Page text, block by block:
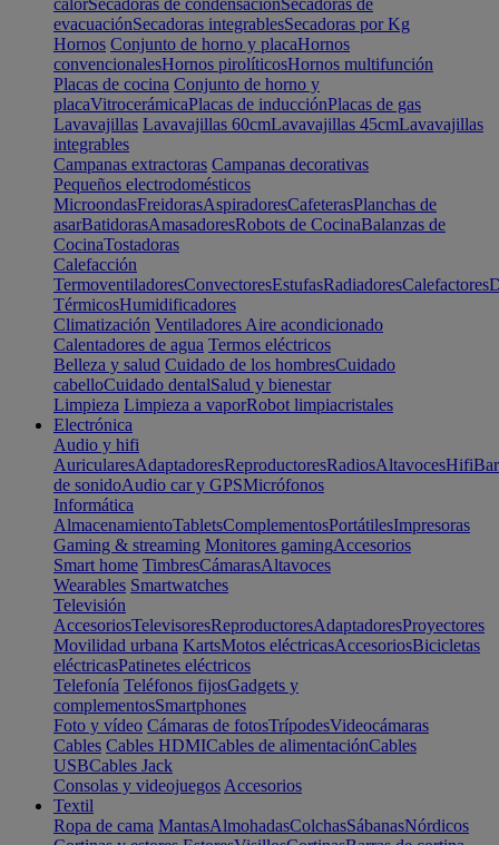
calorSecadoras de condensaciónSecadoras de
evacuaciónSecadoras integrablesSecadoras por Kg
Hornos Conjunto de horno y placaHornos
convencionalesHornos pirolíticosHornos multifunción
Placas de cocina Conjunto de horno y
placaVitrocerámicaPlacas de inducciónPlacas de gas
Lavavajillas Lavavajillas 60cmLavavajillas 45cmLavavajillas
integrables
Campanas extractoras Campanas decorativas
Pequeños electrodomésticos
MicroondasFreidorasAspiradoresCafeterasPlanchas de
asarBatidorasAmasadoresRobots de CocinaBalanzas de
CocinaTostadoras
Calefacción
TermoventiladoresConvectoresEstufasRadiadoresCalefactores
TérmicosHumidificadores
Climatización Ventiladores Aire acondicionado
Calentadores de agua Termos eléctricos
Belleza y salud Cuidado de los hombresCuidado
cabelloCuidado dentalSalud y bienestar
Limpieza Limpieza a vaporRobot limpiacristales
Electrónica
Audio y hifi
AuricularesAdaptadoresReproductoresRadiosAltavocesHifi
de sonidoAudio car y GPSMicrófonos
Informática
AlmacenamientoTabletsComplementosPortátilesImpresoras
Gaming & streaming Monitores gamingAccesorios
Smart home TimbresCámarasAltavoces
Wearables Smartwatches
Televisión
AccesoriosTelevisoresReproductoresAdaptadoresProyectores
Movilidad urbana KartsMotos eléctricasAccesoriosBicicletas
eléctricasPatinetes eléctricos
Telefonía Teléfonos fijosGadgets y
complementosSmartphones
Foto y vídeo Cámaras de fotosTrípodesVideocámaras
Cables Cables HDMICables de alimentaciónCables
USBCables Jack
Consolas y videojuegos Accesorios
Textil
Ropa de cama MantasAlmohadasColchasSábanasNórdicos